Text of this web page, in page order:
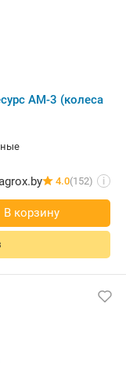
АМ-3 (колеса
4.0(152) i
В корзину